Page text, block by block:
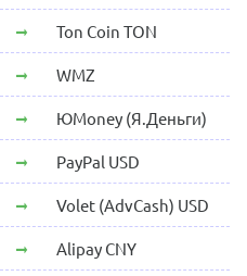
Ton Coin TON
WMZ
ЮMoney (Я.Деньги)
PayPal USD
Volet (AdvCash) USD
Alipay CNY